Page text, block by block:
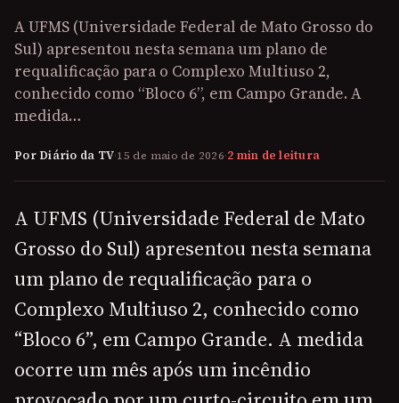
A UFMS (Universidade Federal de Mato Grosso do
Sul) apresentou nesta semana um plano de
requalificação para o Complexo Multiuso 2,
conhecido como “Bloco 6”, em Campo Grande. A
medida…
Por Diário da TV·15 de maio de 2026·2 min de leitura
A UFMS (Universidade Federal de Mato
Grosso do Sul) apresentou nesta semana
um plano de requalificação para o
Complexo Multiuso 2, conhecido como
“Bloco 6”, em Campo Grande. A medida
ocorre um mês após um incêndio